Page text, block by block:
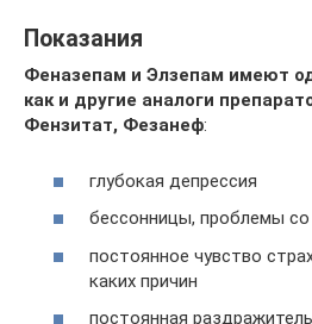
Показания
Феназепам и Элзепам имеют
как и другие аналоги
Фензитат, Фезанеф:
глубокая депрессия
бессонницы, проблемы
постоянное чувство
каких причин
постоянная